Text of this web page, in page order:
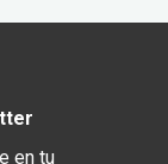
en tu